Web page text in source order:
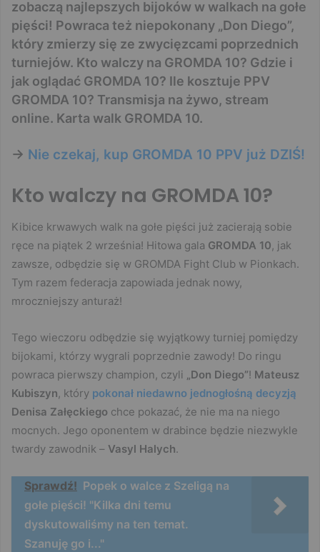
zobaczą najlepszych bijoków w walkach na gołe
pięści! Powraca też niepokonany „Don Diego”,
który zmierzy się ze zwycięzcami poprzednich
turniejów. Kto walczy na GROMDA 10? Gdzie i
jak oglądać GROMDA 10? Ile kosztuje PPV
GROMDA 10? Transmisja na żywo, stream
online. Karta walk GROMDA 10.
-> Nie czekaj, kup GROMDA 10 PPV już DZIŚ!
Kto walczy na GROMDA 10?
Kibice krwawych walk na gołe pięści już zacierają sobie
ręce na piątek 2 września! Hitowa gala GROMDA 10, jak
zawsze, odbędzie się w GROMDA Fight Club w Pionkach.
Tym razem federacja zapowiada jednak nowy,
mroczniejszy anturaż!
Tego wieczoru odbędzie się wyjątkowy turniej pomiędzy
bijokami, którzy wygrali poprzednie zawody! Do ringu
powraca pierwszy champion, czyli „Don Diego”! Mateusz
Kubiszyn, który pokonał niedawno jednogłośną decyzją
Denisa Załęckiego chce pokazać, że nie ma na niego
mocnych. Jego oponentem w drabince będzie niezwykle
twardy zawodnik – Vasyl Halych.
Sprawdź! Popek o walce z Szeligą na
gołe pięści! "Kilka dni temu
dyskutowaliśmy na ten temat.
Szanuję go i..."